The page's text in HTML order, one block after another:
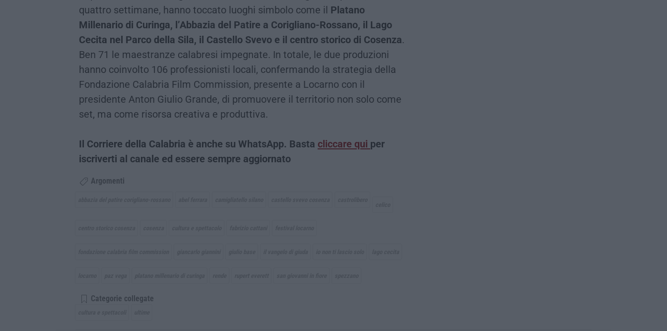
quattro settimane, hanno toccato luoghi simbolo come il Platano
Millenario di Curinga, l’Abbazia del Patire a Corigliano-Rossano, il Lago
Cecita nel Parco della Sila, il Castello Svevo e il centro storico di Cosenza.
Ben 71 le maestranze calabresi impegnate. In totale, le due produzioni
hanno coinvolto 106 professionisti locali, confermando la strategia della
Fondazione Calabria Film Commission, presente a Locarno con il
presidente Anton Giulio Grande, di promuovere il territorio non solo come
set, ma come risorsa creativa e produttiva.
Il Corriere della Calabria è anche su WhatsApp. Basta cliccare qui per
iscriverti al canale ed essere sempre aggiornato
Argomenti
Categorie collegate